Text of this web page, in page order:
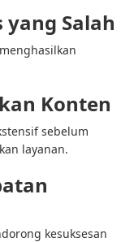
Salah
Konten
sebelum
layanan.
kesuksesan